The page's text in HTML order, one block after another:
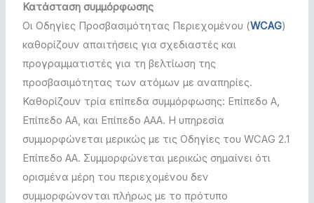
Κατάσταση συμμόρφωσης
Οι Οδηγίες Προσβασιμότητας Περιεχομένου (WCAG)
καθορίζουν απαιτήσεις για σχεδιαστές και
προγραμματιστές για τη βελτίωση της
προσβασιμότητας των ατόμων με αναπηρίες.
Καθορίζουν τρία επίπεδα συμμόρφωσης: Επίπεδο A,
Επίπεδο AA, και Επίπεδο AAA. Η υπηρεσία
συμμορφώνεται μερικώς με τις Οδηγίες του WCAG 2.1
Επίπεδο AA. Συμμορφώνεται μερικώς σημαίνει ότι
ορισμένα μέρη του περιεχομένου δεν
συμμορφώνονται πλήρως με το πρότυπο